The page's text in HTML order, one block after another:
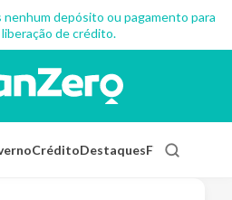
nenhum depósito ou pagamento para
de crédito.
CréditoDestaquesFinanças